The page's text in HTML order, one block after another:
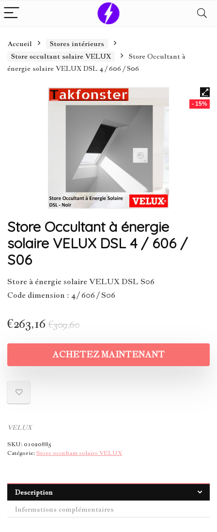
Accueil
Stores intérieurs
Store occultant solaire VELUX
Store Occultant à
énergie solaire VELUX DSL 4 / 606 / S06
- 15%
Store Occultant à énergie
solaire VELUX DSL 4 / 606 /
S06
Store à énergie solaire VELUX DSL S06
Code dimension : 4 / 606 / S06
€309,60
€263,16
ACHETEZ MAINTENANT
VELUX
SKU:01020885
Catégorie:Store occultant solaire VELUX
Description
Informations complémentaires